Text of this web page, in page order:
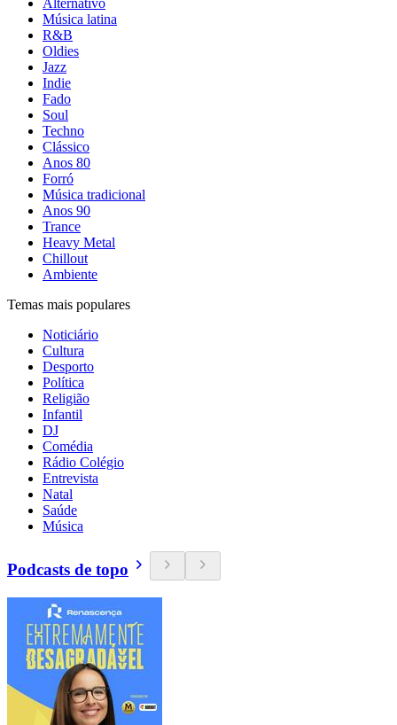
Alternativo
Música latina
R&B
Oldies
Jazz
Indie
Fado
Soul
Techno
Clássico
Anos 80
Forró
Música tradicional
Anos 90
Trance
Heavy Metal
Chillout
Ambiente
Temas mais populares
Noticiário
Cultura
Desporto
Política
Religião
Infantil
DJ
Comédia
Rádio Colégio
Entrevista
Natal
Saúde
Música
Podcasts de topo